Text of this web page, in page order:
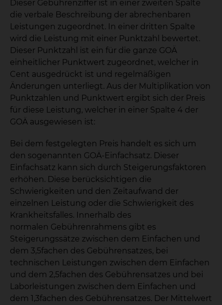
Dieser Gebührenziffer ist in einer zweiten Spalte
die verbale Beschreibung der abrechenbaren
Leistungen zugeordnet. In einer dritten Spalte
wird die Leistung mit einer Punktzahl bewertet.
Dieser Punktzahl ist ein für die ganze GOÄ
einheitlicher Punktwert zugeordnet, welcher in
Cent ausgedrückt ist und regelmäßigen
Änderungen unterliegt. Aus der Multiplikation von
Punktzahlen und Punktwert ergibt sich der Preis
für diese Leistung, welcher in einer Spalte 4 der
GOÄ ausgewiesen ist:
Bei dem festgelegten Preis handelt es sich um
den sogenannten GOÄ-Einfachsatz. Dieser
Einfachsatz kann sich durch Steigerungsfaktoren
erhöhen. Diese berücksichtigen die
Schwierigkeiten und den Zeitaufwand der
einzelnen Leistung oder die Schwierigkeit des
Krankheitsfalles. Innerhalb des
normalen Gebührenrahmens gibt es
Steigerungssätze zwischen dem Einfachen und
dem 3,5fachen des Gebührensatzes, bei
technischen Leistungen zwischen dem Einfachen
und dem 2,5fachen des Gebührensatzes und bei
Laborleistungen zwischen dem Einfachen und
dem 1,3fachen des Gebührensatzes. Der Mittelwert